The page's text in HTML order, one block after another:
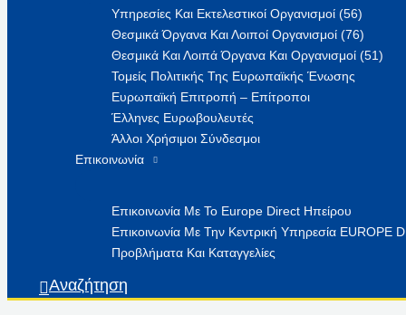
Υπηρεσίες Και Εκτελεστικοί Οργανισμοί (56)
Θεσμικά Όργανα Και Λοιποί Οργανισμοί (76)
Θεσμικά Και Λοιπά Όργανα Και Οργανισμοί (51)
Τομείς Πολιτικής Της Ευρωπαϊκής Ένωσης
Ευρωπαϊκή Επιτροπή – Επίτροποι
Έλληνες Ευρωβουλευτές
Άλλοι Χρήσιμοι Σύνδεσμοι
Επικοινωνία
Επικοινωνία Με Το Europe Direct Ηπείρου
Επικοινωνία Με Την Κεντρική Υπηρεσία EUROPE
Προβλήματα Και Καταγγελίες
Αναζήτηση